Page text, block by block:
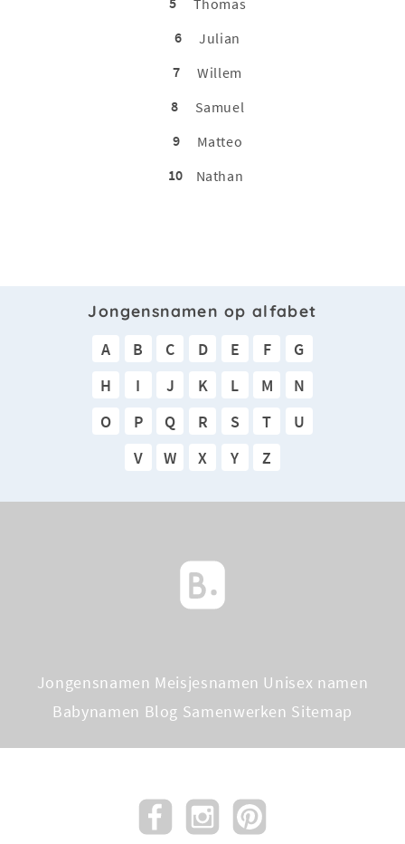
Thomas
6
Julian
7
Willem
8
Samuel
9
Matteo
10
Nathan
Jongensnamen op alfabet
A B C D E F
G
H
I J K L M
N
O
P Q R S T
U
V
W X Y Z
Jongensnamen Meisjesnamen Unisex namen
Babynamen Blog Samenwerken Sitemap